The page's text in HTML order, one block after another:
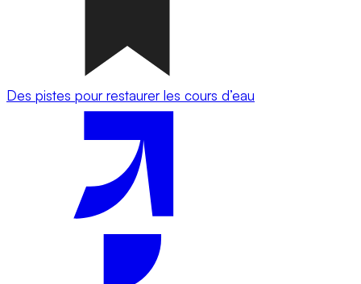
Des pistes pour restaurer les cours d’eau